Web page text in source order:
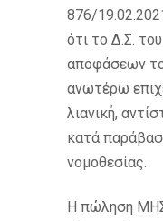
876/
ότι το Δ.Σ.
αποφάσεων
ανωτέρω
λιανική,
κατά
νομοθεσίας.
Η πώληση